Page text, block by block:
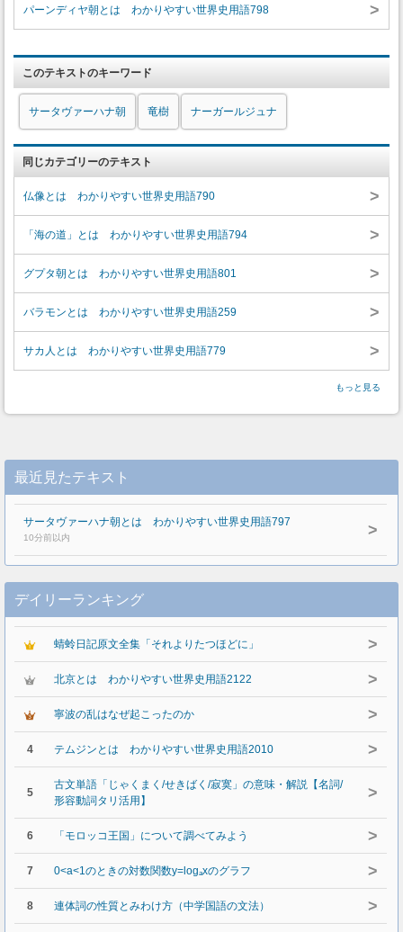
パーンディヤ朝とは わかりやすい世界史用語798 >
このテキストのキーワード
サータヴァーハナ朝 竜樹 ナーガールジュナ
同じカテゴリーのテキスト
仏像とは わかりやすい世界史用語790 >
「海の道」とは わかりやすい世界史用語794 >
グプタ朝とは わかりやすい世界史用語801 >
バラモンとは わかりやすい世界史用語259 >
サカ人とは わかりやすい世界史用語779 >
もっと見る
最近見たテキスト
サータヴァーハナ朝とは わかりやすい世界史用語797
10分前以内 >
デイリーランキング
蜻蛉日記原文全集「それよりたつほどに」 >
北京とは わかりやすい世界史用語2122 >
寧波の乱はなぜ起こったのか >
4 テムジンとは わかりやすい世界史用語2010 >
5
古文単語「じゃくまく/せきばく/寂寞」の意味・解説【名詞/
形容動詞タリ活用】
>
6 「モロッコ王国」について調べてみよう >
7 0<a<1のときの対数関数y=logₐxのグラフ >
8 連体詞の性質とみわけ方（中学国語の文法） >